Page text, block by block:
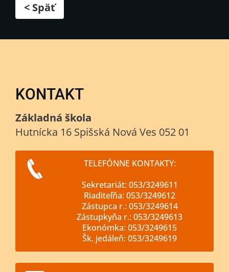
< Späť
KONTAKT
Základná škola
Hutnícka 16 Spišská Nová Ves 052 01
TELEFÓNNE KONTAKTY:
Sekretariát: 053/3249611
Riaditeľňa: 053/3249612
Zástupca r.: 053/3249614
Zástupkyňa r.: 053/3249613
Ekonómka: 053/3249615
Šk. jedáleň: 053/3249619